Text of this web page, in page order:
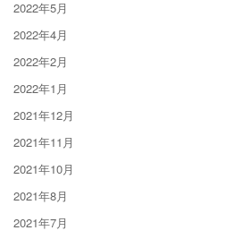
2022年5月
2022年4月
2022年2月
2022年1月
2021年12月
2021年11月
2021年10月
2021年8月
2021年7月